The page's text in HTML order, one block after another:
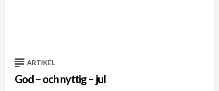
ARTIKEL
God – och nyttig – jul